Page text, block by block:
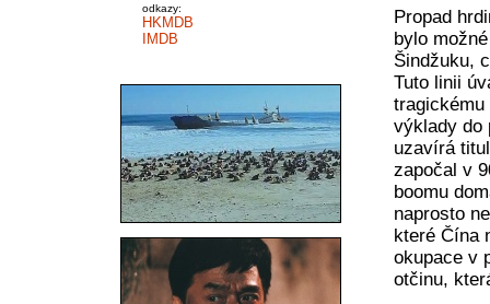
odkazy:
HKMDB
IMDB
Propad
bylo
Šindžuku,
Tuto linii
výklady do
uzavírá
započal v
boomu
naprosto
které Čína
okupace v
otčinu,